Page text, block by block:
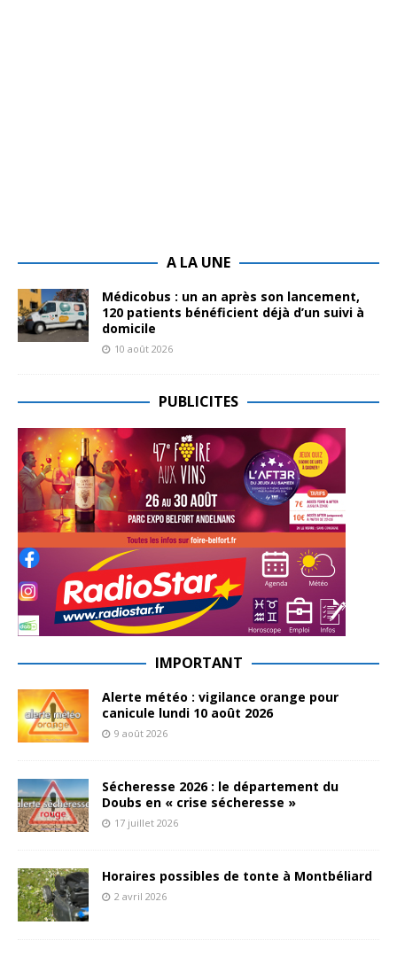
A LA UNE
Médicobus : un an après son lancement,
120 patients bénéficient déjà d’un suivi à
domicile
10 août 2026
PUBLICITES
IMPORTANT
Alerte météo : vigilance orange pour
canicule lundi 10 août 2026
9 août 2026
Sécheresse 2026 : le département du
Doubs en « crise sécheresse »
17 juillet 2026
Horaires possibles de tonte à Montbéliard
2 avril 2026